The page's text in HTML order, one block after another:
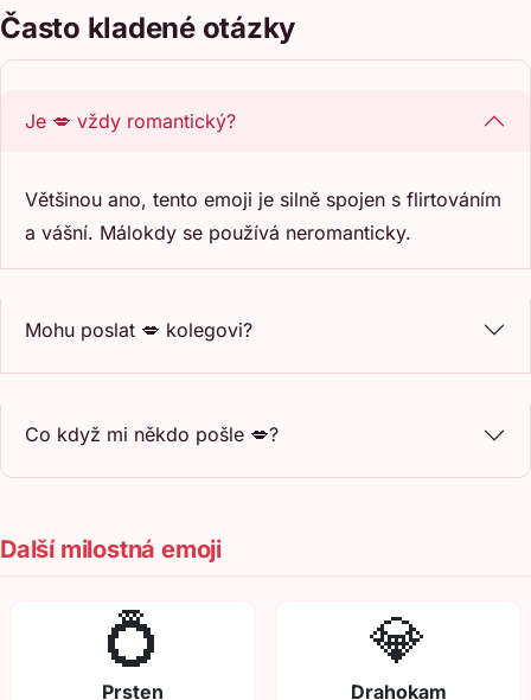
Často kladené otázky
Je 💋 vždy romantický?
Většinou ano, tento emoji je silně spojen s flirtováním
a vášní. Málokdy se používá neromanticky.
Mohu poslat 💋 kolegovi?
Co když mi někdo pošle 💋?
Další milostná emoji
💍
Prsten
💎
Drahokam